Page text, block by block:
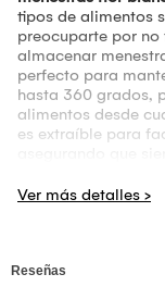
tipos de alimentos
preocuparte por no
almacenar
perfecto para
hasta 360 grados,
alimentos desde
es extraíble para
producto son